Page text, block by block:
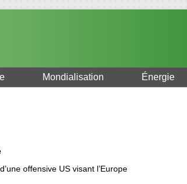
Mondialisation Énergie
offensive US visant l’Europe